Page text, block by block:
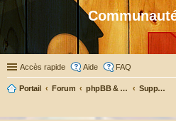
Accès rapide Aide FAQ
Portail Forum phpBB & Co Support pour phpBB